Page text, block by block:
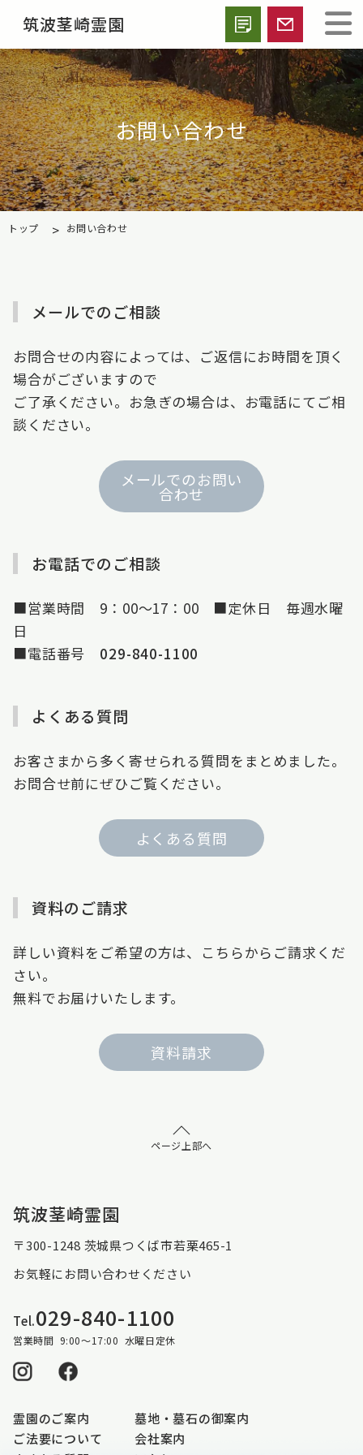
筑波茎崎霊園
お問い合わせ
トップ > お問い合わせ
メールでのご相談
お問合せの内容によっては、ご返信にお時間を頂く
場合がございますので
ご了承ください。お急ぎの場合は、お電話にてご相
談ください。
メールでのお問い
合わせ
お電話でのご相談
■営業時間 9：00～17：00 ■定休日 毎週水曜
日
■電話番号 029-840-1100
よくある質問
お客さまから多く寄せられる質問をまとめました。
お問合せ前にぜひご覧ください。
よくある質問
資料のご請求
詳しい資料をご希望の方は、こちらからご請求くだ
さい。
無料でお届けいたします。
資料請求
ページ上部へ
筑波茎崎霊園
〒300-1248 茨城県つくば市若栗465-1
お気軽にお問い合わせください
Tel.029-840-1100
営業時間 9:00～17:00 水曜日定休
霊園のご案内
墓地・墓石の御案内
ご法要について
会社案内